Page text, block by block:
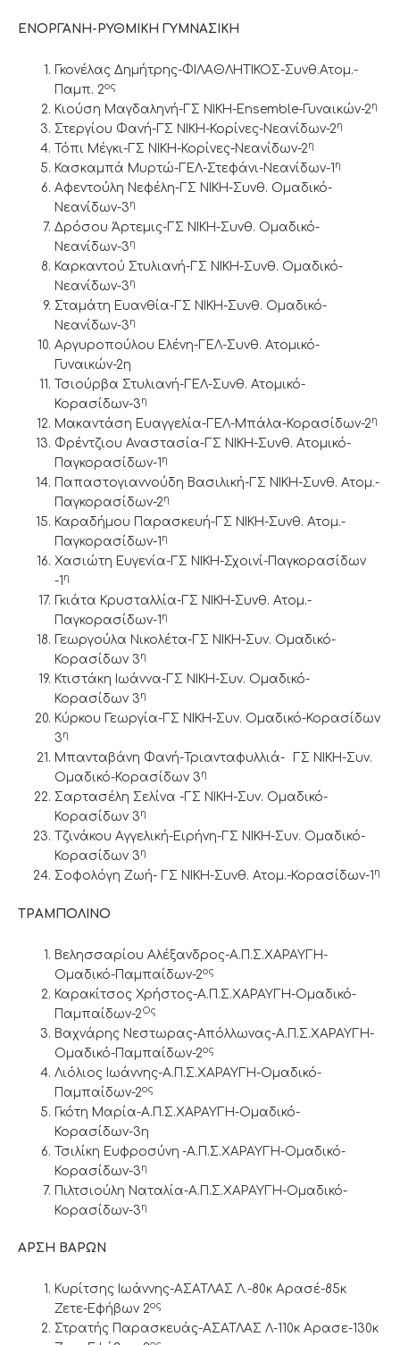
ΕΝΟΡΓΑΝΗ-ΡΥΘΜΙΚΗ ΓΥΜΝΑΣΙΚΗ
Γκονέλας Δημήτρης-ΦΙΛΑΘΛΗΤΙΚΟΣ-Συνθ.Ατομ.-
Παμπ. 2ος
Κιούση Μαγδαληνή-ΓΣ ΝΙΚΗ-Ensemble-Γυναικών-2η
Στεργίου Φανή-ΓΣ ΝΙΚΗ-Κορίνες-Νεανίδων-2η
Τόπι Μέγκι-ΓΣ ΝΙΚΗ-Κορίνες-Νεανίδων-2η
Κασκαμπά Μυρτώ-ΓΕΛ-Στεφάνι-Νεανίδων-1 η
Αφεντούλη Νεφέλη-ΓΣ ΝΙΚΗ-Συνθ. Ομαδικό-
Νεανίδων-3η
Δρόσου Άρτεμις-ΓΣ ΝΙΚΗ-Συνθ. Ομαδικό-
Νεανίδων-3η
Καρκαντού Στυλιανή-ΓΣ ΝΙΚΗ-Συνθ. Ομαδικό-
Νεανίδων-3η
Σταμάτη Ευανθία-ΓΣ ΝΙΚΗ-Συνθ. Ομαδικό-
Νεανίδων-3η
Αργυροπούλου Ελένη-ΓΕΛ-Συνθ. Ατομικό-
Γυναικών-2η
Τσιούρβα Στυλιανή-ΓΕΛ-Συνθ. Ατομικό-
Κορασίδων-3η
Μακαντάση Ευαγγελία-ΓΕΛ-Μπάλα-Κορασίδων-2η
Φρέντζιου Αναστασία-ΓΣ ΝΙΚΗ-Συνθ. Ατομικό-
Παγκορασίδων-1 η
Παπαστογιαννούδη Βασιλική-ΓΣ ΝΙΚΗ-Συνθ. Ατομ.-
Παγκορασίδων-2η
Καραδήμου Παρασκευή-ΓΣ ΝΙΚΗ-Συνθ. Ατομ.-
Παγκορασίδων-1 η
Χασιώτη Ευγενία-ΓΣ ΝΙΚΗ-Σχοινί-Παγκορασίδων
-1 η
Γκιάτα Κρυσταλλία-ΓΣ ΝΙΚΗ-Συνθ. Ατομ.-
Παγκορασίδων-1 η
Γεωργούλα Νικολέτα-ΓΣ ΝΙΚΗ-Συν. Ομαδικό-
Κορασίδων 3η
Κτιστάκη Ιωάννα-ΓΣ ΝΙΚΗ-Συν. Ομαδικό-
Κορασίδων 3η
Κύρκου Γεωργία-ΓΣ ΝΙΚΗ-Συν. Ομαδικό-Κορασίδων
3η
Μπανταβάνη Φανή-Τριανταφυλλιά-
ΓΣ ΝΙΚΗ-Συν.
Ομαδικό-Κορασίδων 3η
Σαρτασέλη Σελίνα -ΓΣ ΝΙΚΗ-Συν. Ομαδικό-
Κορασίδων 3η
Τζινάκου Αγγελική-Ειρήνη-ΓΣ ΝΙΚΗ-Συν. Ομαδικό-
Κορασίδων 3η
Σοφολόγη Ζωή- ΓΣ ΝΙΚΗ-Συνθ. Ατομ.-Κορασίδων-1 η
ΤΡΑΜΠΟΛΙΝΟ
Βελησσαρίου Αλέξανδρος-Α.Π.Σ.ΧΑΡΑΥΓΗ-
Ομαδικό-Παμπαίδων-2ος
Καρακίτσος Χρήστος-Α.Π.Σ.ΧΑΡΑΥΓΗ-Ομαδικό-
Παμπαίδων-2Ος
Βαχνάρης Νεστωρας-Απόλλωνας-Α.Π.Σ.ΧΑΡΑΥΓΗ-
Ομαδικό-Παμπαίδων-2ος
Λιόλιος Ιωάννης-Α.Π.Σ.ΧΑΡΑΥΓΗ-Ομαδικό-
Παμπαίδων-2ος
Γκότη Μαρία-Α.Π.Σ.ΧΑΡΑΥΓΗ-Ομαδικό-
Κορασίδων-3η
Τσιλίκη Ευφροσύνη -Α.Π.Σ.ΧΑΡΑΥΓΗ-Ομαδικό-
Κορασίδων-3η
Πιλτσιούλη Ναταλία-Α.Π.Σ.ΧΑΡΑΥΓΗ-Ομαδικό-
Κορασίδων-3η
ΑΡΣΗ ΒΑΡΩΝ
Κυρίτσης Ιωάννης-ΑΣΑΤΛΑΣ Λ.-80κ Αρασέ-85κ
Ζετε-Εφήβων 2ος
Στρατής Παρασκευάς-ΑΣΑΤΛΑΣ Λ-110κ Αρασε-130κ